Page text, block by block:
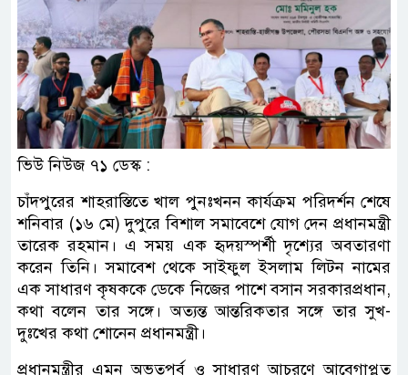
ভিউ নিউজ ৭১ ডেস্ক :
চাঁদপুরের শাহরাস্তিতে খাল পুনঃখনন কার্যক্রম পরিদর্শন শেষে
শনিবার (১৬ মে) দুপুরে বিশাল সমাবেশে যোগ দেন প্রধানমন্ত্রী
তারেক রহমান। এ সময় এক হৃদয়স্পর্শী দৃশ্যের অবতারণা
করেন তিনি। সমাবেশ থেকে সাইফুল ইসলাম লিটন নামের
এক সাধারণ কৃষককে ডেকে নিজের পাশে বসান সরকারপ্রধান,
কথা বলেন তার সঙ্গে। অত্যন্ত আন্তরিকতার সঙ্গে তার সুখ-
দুঃখের কথা শোনেন প্রধানমন্ত্রী।
প্রধানমন্ত্রীর এমন অভূতপূর্ব ও সাধারণ আচরণে আবেগাপ্লুত